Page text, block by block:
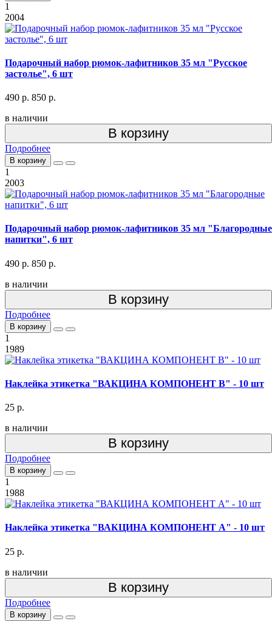
1
2004
Подарочный набор рюмок-лафитников 35 мл "Русское
застолье", 6 шт
490 р. 850 р.
в наличии
В корзину
Подробнее
В корзину
1
2003
Подарочный набор рюмок-лафитников 35 мл "Благородные
напитки", 6 шт
490 р. 850 р.
в наличии
В корзину
Подробнее
В корзину
1
1989
Наклейка этикетка "ВАКЦИНА КОМПОНЕНТ В" - 10 шт
25 р.
в наличии
В корзину
Подробнее
В корзину
1
1988
Наклейка этикетка "ВАКЦИНА КОМПОНЕНТ А" - 10 шт
25 р.
в наличии
В корзину
Подробнее
В корзину